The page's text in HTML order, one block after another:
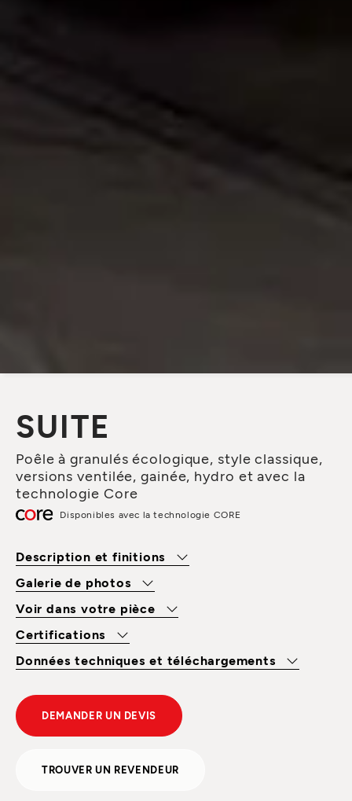
SUITE
Poêle à granulés écologique, style classique,
versions ventilée, gainée, hydro et avec la
technologie Core
Disponibles avec la technologie CORE
Description et finitions
Galerie de photos
Voir dans votre pièce
Certifications
Données techniques et téléchargements
DEMANDER UN DEVIS
TROUVER UN REVENDEUR